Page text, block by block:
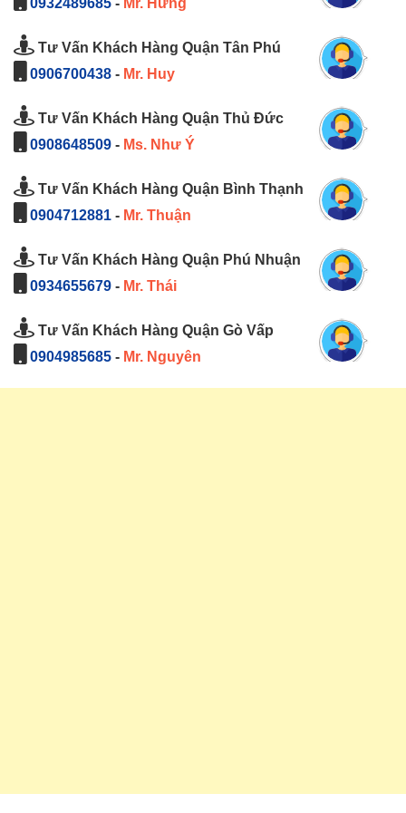
0932489685 - Mr. Hưng
Tư Vấn Khách Hàng Quận Tân Phú
0906700438 - Mr. Huy
Tư Vấn Khách Hàng Quận Thủ Đức
0908648509 - Ms. Như Ý
Tư Vấn Khách Hàng Quận Bình Thạnh
0904712881 - Mr. Thuận
Tư Vấn Khách Hàng Quận Phú Nhuận
0934655679 - Mr. Thái
Tư Vấn Khách Hàng Quận Gò Vấp
0904985685 - Mr. Nguyên